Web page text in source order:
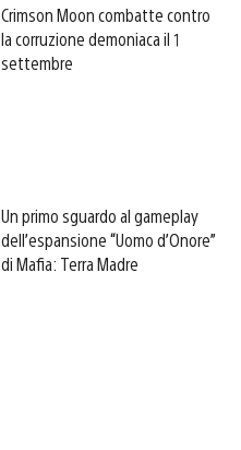
Crimson Moon combatte contro
la corruzione demoniaca il 1
settembre
Un primo sguardo al gameplay
dell’espansione “Uomo d’Onore”
di Mafia: Terra Madre